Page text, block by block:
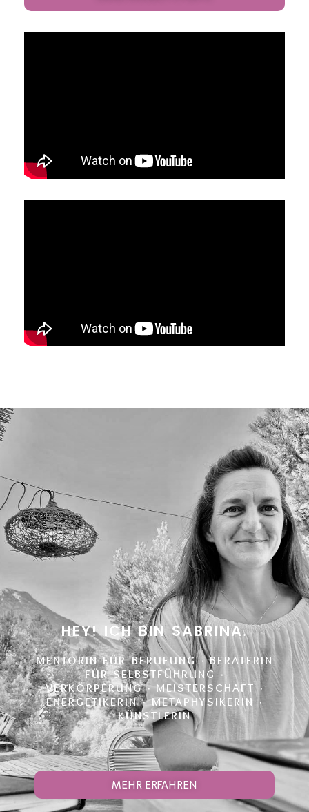
HEY! ICH BIN SABRINA.
MENTORIN FÜR BERUFUNG · BERATERIN
FÜR SELBSTFÜHRUNG ·
VERKÖRPERUNG · MEISTERSCHAFT ·
ENERGETIKERIN · METAPHYSIKERIN ·
KÜNSTLERIN
MEHR ERFAHREN